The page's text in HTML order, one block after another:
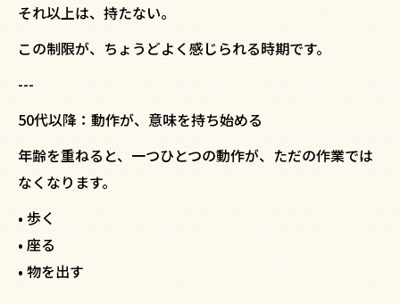
それ以上は、持たない。
この制限が、ちょうどよく感じられる時期です。
---
50代以降：動作が、意味を持ち始める
年齢を重ねると、一つひとつの動作が、ただの作業では
なくなります。
• 歩く
• 座る
• 物を出す